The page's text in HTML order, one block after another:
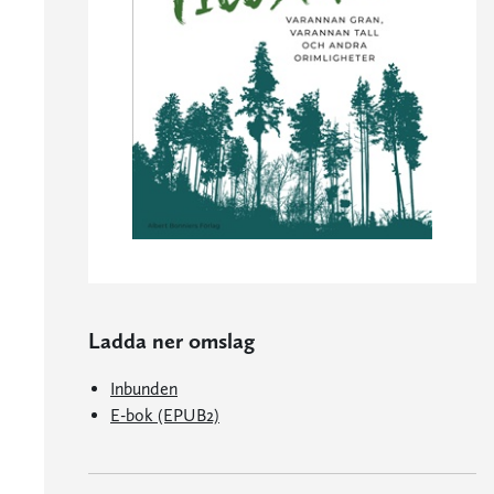
Ladda ner omslag
Inbunden
E-bok (EPUB2)